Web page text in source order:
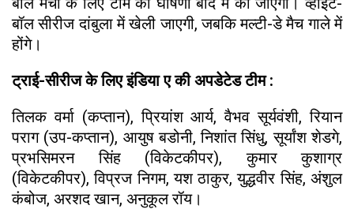
बॉल सीरीज दांबुला में खेली जाएगी, जबकि मल्टी-डे मैच गाले में
होंगे।
ट्राई-सीरीज के लिए इंडिया ए की अपडेटेड टीम :
तिलक वर्मा (कप्तान), प्रियांश आर्य, वैभव सूर्यवंशी, रियान
पराग (उप-कप्तान), आयुष बडोनी, निशांत सिंधु, सूर्यांश शेडगे,
प्रभसिमरन सिंह (विकेटकीपर), कुमार कुशाग्र
(विकेटकीपर), विप्रज निगम, यश ठाकुर, युद्धवीर सिंह, अंशुल
कंबोज, अरशद खान, अनुकूल रॉय।